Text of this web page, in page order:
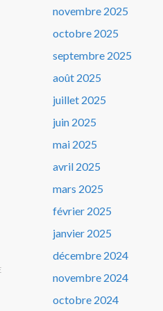
novembre 2025
octobre 2025
septembre 2025
août 2025
juillet 2025
juin 2025
mai 2025
avril 2025
mars 2025
février 2025
janvier 2025
décembre 2024
novembre 2024
octobre 2024